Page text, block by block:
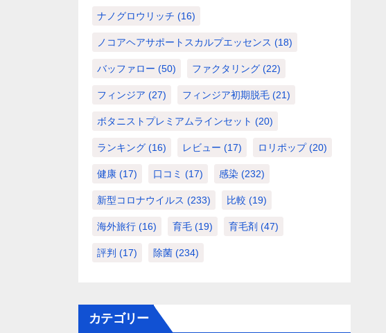
ナノグロウリッチ (16)
ノコアヘアサポートスカルプエッセンス (18)
バッファロー (50) ファクタリング (22)
フィンジア (27) フィンジア初期脱毛 (21)
ボタニストプレミアムラインセット (20)
ランキング (16) レビュー (17) ロリポップ(20)
健康 (17) 口コミ (17) 感染 (232)
新型コロナウイルス (233) 比較 (19)
海外旅行 (16) 育毛 (19) 育毛剤 (47)
評判 (17) 除菌 (234)
カテゴリー